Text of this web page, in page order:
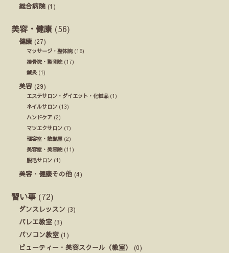
総合病院 (1)
美容・健康 (56)
健康 (27)
マッサージ・整体院(16)
接骨院・整骨院(17)
鍼灸(1)
美容 (29)
エステサロン・ダイエット・化粧品 (1)
ネイルサロン (13)
ハンドケア (2)
マツエクサロン (7)
理容室・散髪屋 (2)
美容室・美容院(11)
脱毛サロン (1)
美容・健康その他 (4)
習い事 (72)
ダンスレッスン (3)
バレエ教室 (3)
パソコン教室 (1)
ビューティー・美容スクール（教室）
(0)